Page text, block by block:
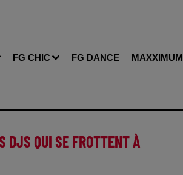
FG CHIC FG DANCE MAXXIMUM
DJS QUI SE FROTTENT À